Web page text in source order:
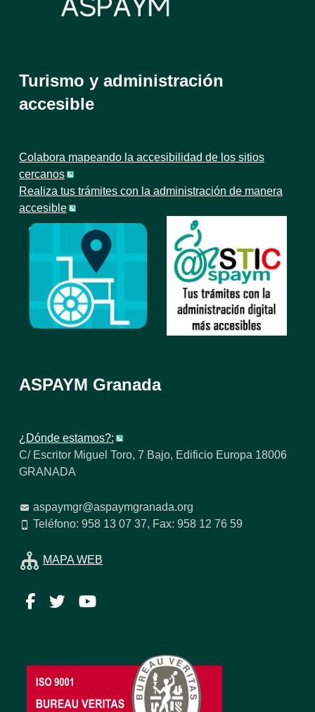
Turismo y administración
accesible
Colabora mapeando la accesibilidad de los sitios
cercanos
Realiza tus trámites con la administración de manera
accesible
ASPAYM Granada
¿Dónde estamos?:
C/ Escritor Miguel Toro, 7 Bajo, Edificio Europa 18006
GRANADA
aspaymgr@aspaymgranada.org
Teléfono: 958 13 07 37, Fax: 958 12 76 59
MAPA WEB
Facebook
TwitterYouTube